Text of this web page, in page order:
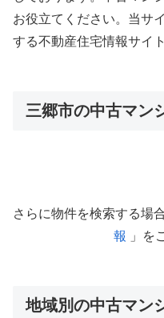
お役立てください。当サ
する不動産住宅情報サイト
三郷市の中古マン
さらに物件を検索する場
報
」を
地域別の中古マン